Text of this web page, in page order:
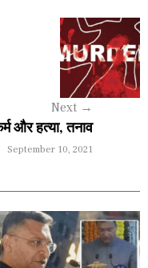
Next →
और हत्या, तनाव
September 10, 2021